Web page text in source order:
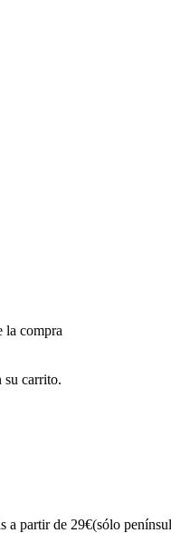
la compra
su carrito.
a partir de 29€(sólo